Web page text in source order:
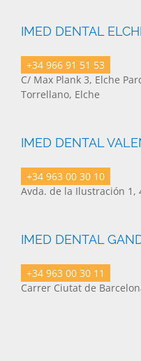
IMED DENTAL
+34 966 91 51 53
C/ Max Plank 3, Elche
Torrellano, Elche
IMED DENTAL
+34 963 00 30 10
Avda. de la Ilustración 1,
IMED DENTAL
+34 963 00 30 11
Carrer Ciutat de